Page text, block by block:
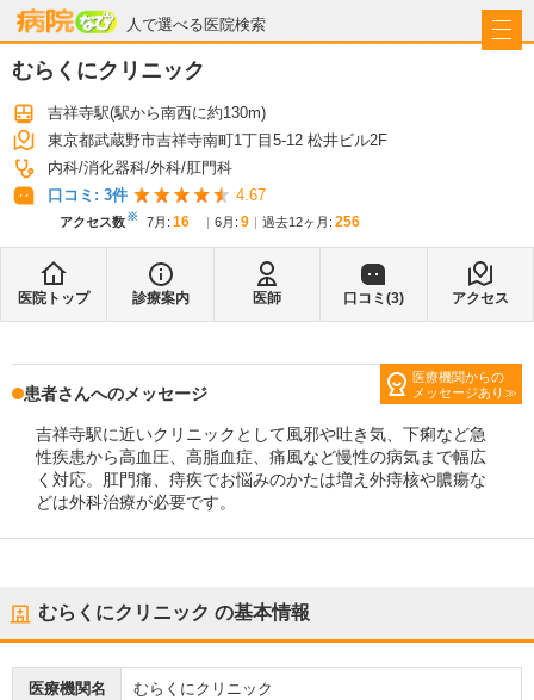
人で選べる医院検索
病院なび
むらくにクリニック
吉祥寺駅(駅から南西に約130m)
東京都武蔵野市吉祥寺南町1丁目5-12 松井ビル2F
内科 消化器科 外科 肛門科
口コミ: 3件 4.67
アクセス数※ 7月 : 16 6月 : 9 過去12ヶ月: 256
医院トップ 診療案内 医師 口コミ(3) アクセス
医療機関からの
メッセージあり
患者さんへのメッセージ
吉祥寺駅に近いクリニックとして風邪や吐き気、下痢など急
性疾患から高血圧、高脂血症、痛風など慢性の病気まで幅広
く対応。肛門痛、痔疾でお悩みのかたは増え外痔核や膿瘍な
どは外科治療が必要です。
むらくにクリニック の基本情報
医療機関名 むらくにクリニック